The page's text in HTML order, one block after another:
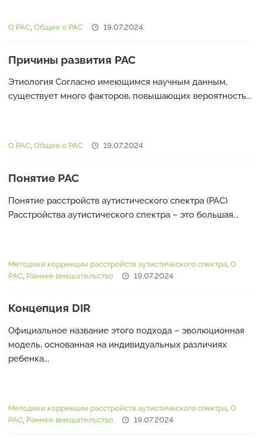
О РАС Общее о РАС 19.07.2024
Причины развития РАС
Этиология Согласно имеющимся научным данным,
существует много факторов, повышающих вероятность...
О РАС, Общее о РАС 19.07.2024
Понятие РАС
Понятие расстройств аутистического спектра (РАС)
Расстройства аутистического спектра – это большая...
Методики коррекции расстройств аутистического спектра О
РАС Раннее вмешательство 19.07.2024
Концепция DIR
Официальное название этого подхода – эволюционная
модель, основанная на индивидуальных различиях
ребенка...
Методики коррекции расстройств аутистического спектра О
РАС Раннее вмешательство 19.07.2024